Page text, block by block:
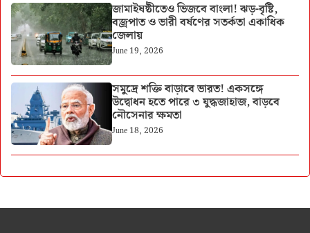
জামাইষষ্ঠীতেও ভিজবে বাংলা! ঝড়-বৃষ্টি,
বজ্রপাত ও ভারী বর্ষণের সতর্কতা একাধিক
জেলায়
June 19, 2026
সমুদ্রে শক্তি বাড়াবে ভারত! একসঙ্গে
উদ্বোধন হতে পারে ৩ যুদ্ধজাহাজ, বাড়বে
নৌসেনার ক্ষমতা
June 18, 2026